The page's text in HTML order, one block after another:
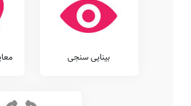
بینایی سنجی